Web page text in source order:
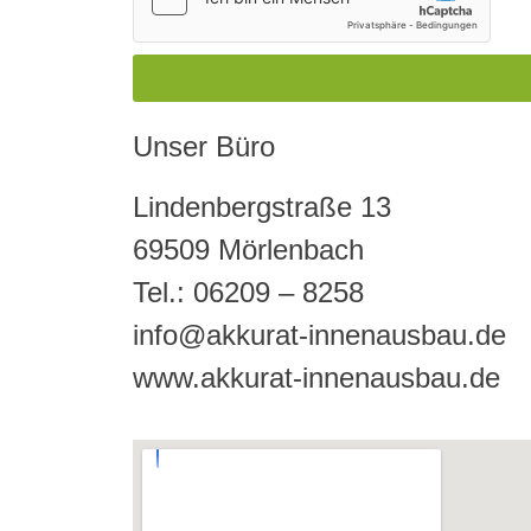
Unser Büro
Lindenbergstraße 13
69509 Mörlenbach
Tel.: 06209 – 8258
info@akkurat-innenausbau.de
www.akkurat-innenausbau.de